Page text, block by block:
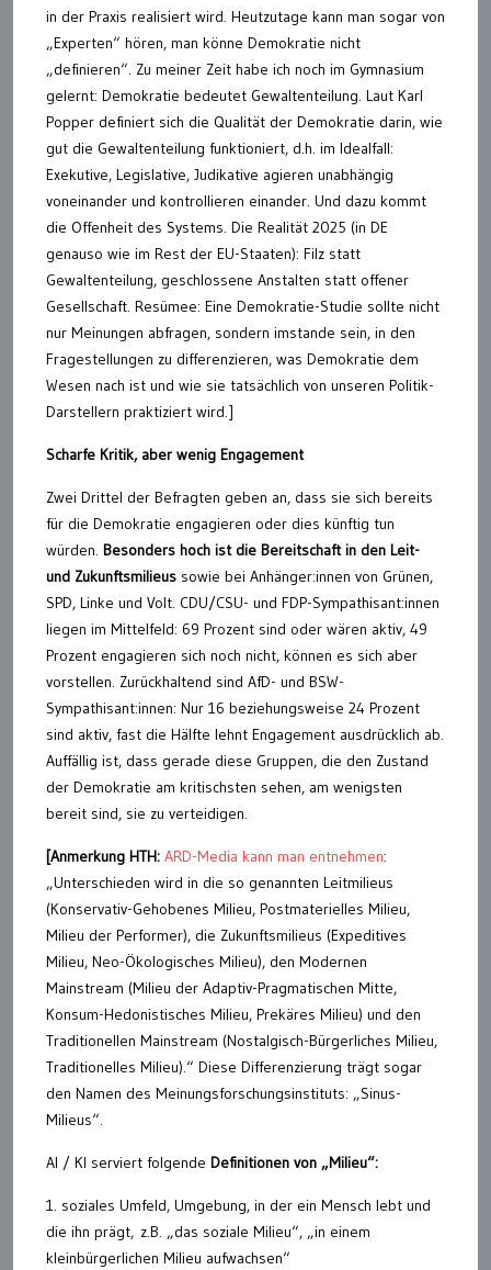
in der Praxis realisiert wird. Heutzutage kann man sogar von
„Experten“ hören, man könne Demokratie nicht
„definieren“. Zu meiner Zeit habe ich noch im Gymnasium
gelernt: Demokratie bedeutet Gewaltenteilung. Laut Karl
Popper definiert sich die Qualität der Demokratie darin, wie
gut die Gewaltenteilung funktioniert, d.h. im Idealfall:
Exekutive, Legislative, Judikative agieren unabhängig
voneinander und kontrollieren einander. Und dazu kommt
die Offenheit des Systems. Die Realität 2025 (in DE
genauso wie im Rest der EU-Staaten): Filz statt
Gewaltenteilung, geschlossene Anstalten statt offener
Gesellschaft. Resümee: Eine Demokratie-Studie sollte nicht
nur Meinungen abfragen, sondern imstande sein, in den
Fragestellungen zu differenzieren, was Demokratie dem
Wesen nach ist und wie sie tatsächlich von unseren Politik-
Darstellern praktiziert wird.]
Scharfe Kritik, aber wenig Engagement
Zwei Drittel der Befragten geben an, dass sie sich bereits
für die Demokratie engagieren oder dies künftig tun
würden. Besonders hoch ist die Bereitschaft in den Leit-
und Zukunftsmilieus sowie bei Anhänger:innen von Grünen,
SPD, Linke und Volt. CDU/CSU- und FDP-Sympathisant:innen
liegen im Mittelfeld: 69 Prozent sind oder wären aktiv, 49
Prozent engagieren sich noch nicht, können es sich aber
vorstellen. Zurückhaltend sind AfD- und BSW-
Sympathisant:innen: Nur 16 beziehungsweise 24 Prozent
sind aktiv, fast die Hälfte lehnt Engagement ausdrücklich ab.
Auffällig ist, dass gerade diese Gruppen, die den Zustand
der Demokratie am kritischsten sehen, am wenigsten
bereit sind, sie zu verteidigen.
[Anmerkung HTH: ARD-Media kann man entnehmen:
„Unterschieden wird in die so genannten Leitmilieus
(Konservativ-Gehobenes Milieu, Postmaterielles Milieu,
Milieu der Performer), die Zukunftsmilieus (Expeditives
Milieu, Neo-Ökologisches Milieu), den Modernen
Mainstream (Milieu der Adaptiv-Pragmatischen Mitte,
Konsum-Hedonistisches Milieu, Prekäres Milieu) und den
Traditionellen Mainstream (Nostalgisch-Bürgerliches Milieu,
Traditionelles Milieu).“ Diese Differenzierung trägt sogar
den Namen des Meinungsforschungsinstituts: „Sinus-
Milieus“.
AI / KI serviert folgende Definitionen von „Milieu“:
1. soziales Umfeld, Umgebung, in der ein Mensch lebt und
die ihn prägt, z.B. „das soziale Milieu“, „in einem
kleinbürgerlichen Milieu aufwachsen“